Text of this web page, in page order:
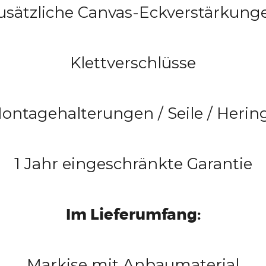
Canvas-
Klettverschlüsse
/ Seile /
1 Jahr eingeschränkte Garantie
Im Lieferumfang: